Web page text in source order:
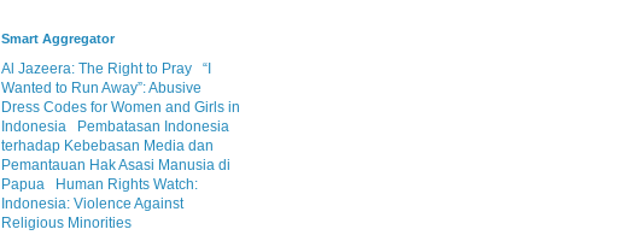
Smart Aggregator
Al Jazeera: The Right to Pray
“I
Wanted to Run Away”: Abusive
Dress Codes for Women and Girls in
Indonesia
Pembatasan Indonesia
terhadap Kebebasan Media dan
Pemantauan Hak Asasi Manusia di
Papua
Human Rights Watch:
Indonesia: Violence Against
Religious Minorities